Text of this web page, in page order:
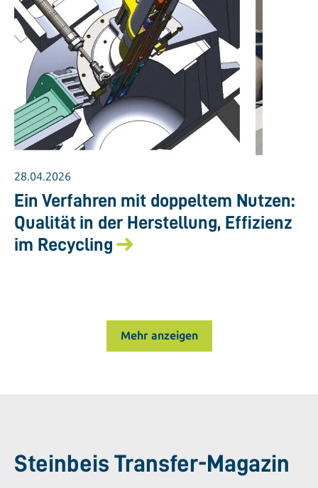
28.04.2026
Ein Verfahren mit doppeltem Nutzen:
Qualität in der Herstellung, Effizienz
im Recycling
Mehr anzeigen
Steinbeis Transfer-Magazin